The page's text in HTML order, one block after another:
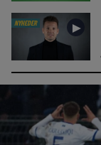
NYHEDER ►